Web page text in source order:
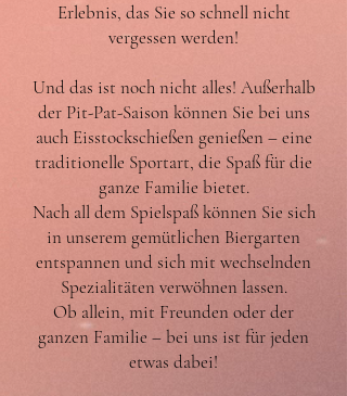
Erlebnis, das Sie so schnell nicht
vergessen werden!
Und das ist noch nicht alles! Außerhalb
der Pit-Pat-Saison können Sie bei uns
auch Eisstockschießen genießen – eine
traditionelle Sportart, die Spaß für die
ganze Familie bietet.
Nach all dem Spielspaß können Sie sich
in unserem gemütlichen Biergarten
entspannen und sich mit wechselnden
Spezialitäten verwöhnen lassen.
Ob allein, mit Freunden oder der
ganzen Familie – bei uns ist für jeden
etwas dabei!